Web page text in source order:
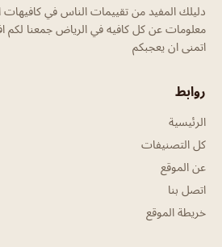
دليلك المفيد من تقييمات الناس في
معلومات عن كل كافيه في الرياض جمعنا لكم
اتمنى ان يعجبكم
روابط
الرئيسية
كل التصنيفات
عن الموقع
اتصل بنا
خريطة الموقع